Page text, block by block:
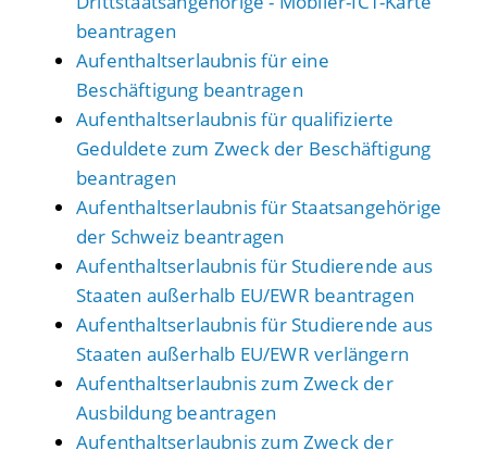
beantragen
Aufenthaltserlaubnis für eine
Beschäftigung beantragen
Aufenthaltserlaubnis für qualifizierte
Geduldete zum Zweck der Beschäftigung
beantragen
Aufenthaltserlaubnis für Staatsangehörige
der Schweiz beantragen
Aufenthaltserlaubnis für Studierende aus
Staaten außerhalb EU/EWR beantragen
Aufenthaltserlaubnis für Studierende aus
Staaten außerhalb EU/EWR verlängern
Aufenthaltserlaubnis zum Zweck der
Ausbildung beantragen
Aufenthaltserlaubnis zum Zweck der